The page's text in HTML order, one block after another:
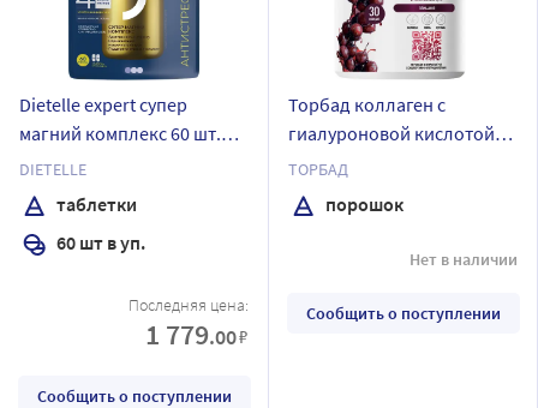
Dietelle expert супер
магний комплекс 60 шт.
таблетки массой 1200 мг
DIETELLE
таблетки
60 шт в уп.
Последняя цена:
1 779.00₽
Сообщить о поступлении
Торбад коллаген с
гиалуроновой кислотой
биотином и коэнзимом
q10 180 гр порошок со
вкусом вишня
ТОРБАД
порошок
Нет в наличии
Сообщить о поступлении